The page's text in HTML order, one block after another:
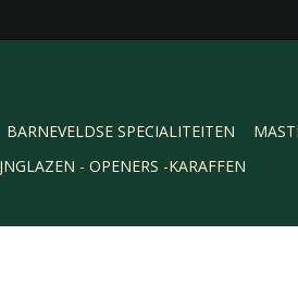
BARNEVELDSE SPECIALITEITEN
- OPENERS -KARAFFEN